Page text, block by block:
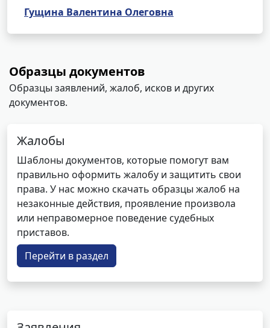
Гущина Валентина Олеговна
Образцы документов
Образцы заявлений, жалоб, исков и других
документов.
Жалобы
Шаблоны документов, которые помогут вам
правильно оформить жалобу и защитить свои
права. У нас можно скачать образцы жалоб на
незаконные действия, проявление произвола
или неправомерное поведение судебных
приставов.
Перейти в раздел